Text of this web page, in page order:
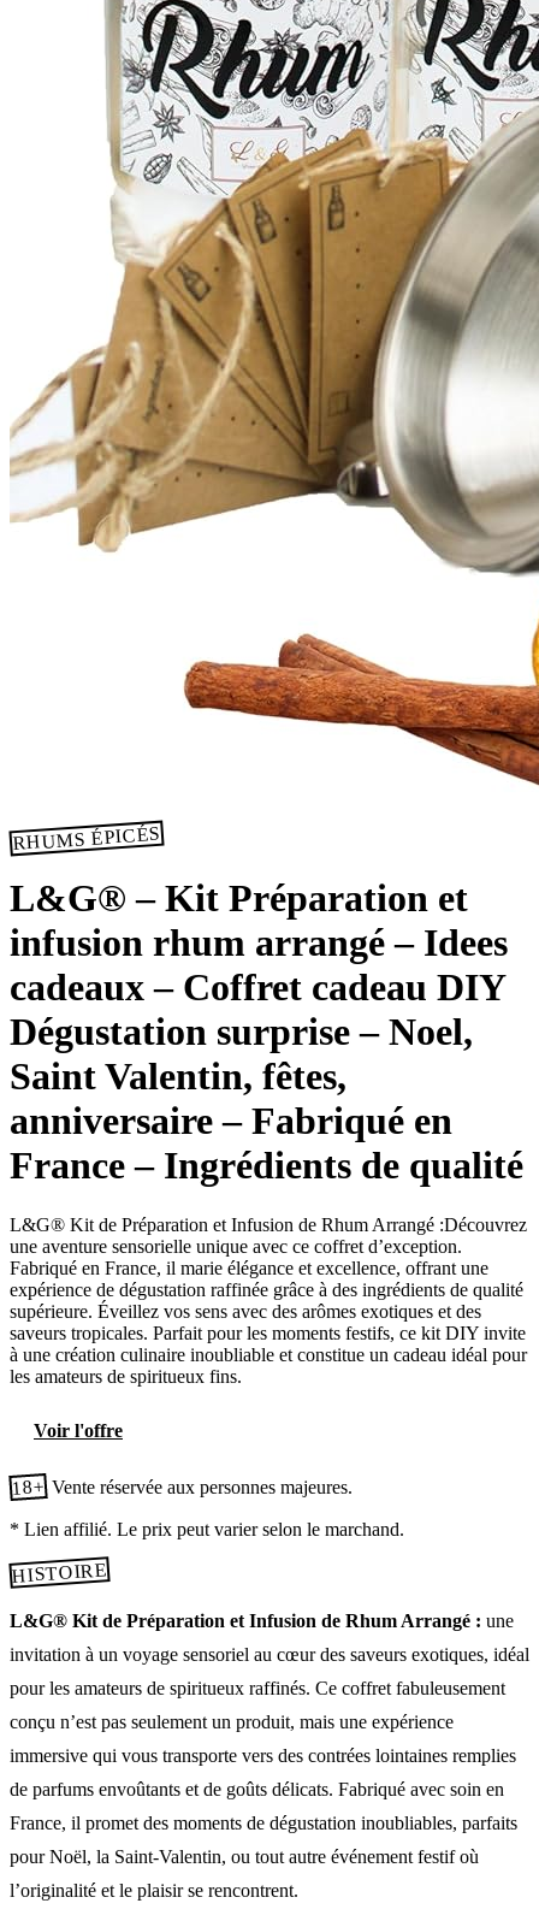
RHUMS ÉPICÉS
L&G® – Kit Préparation et
infusion rhum arrangé – Idees
cadeaux – Coffret cadeau DIY
Dégustation surprise – Noel,
Saint Valentin, fêtes,
anniversaire – Fabriqué en
France – Ingrédients de qualité
L&G® Kit de Préparation et Infusion de Rhum Arrangé :Découvrez
une aventure sensorielle unique avec ce coffret d’exception.
Fabriqué en France, il marie élégance et excellence, offrant une
expérience de dégustation raffinée grâce à des ingrédients de qualité
supérieure. Éveillez vos sens avec des arômes exotiques et des
saveurs tropicales. Parfait pour les moments festifs, ce kit DIY invite
à une création culinaire inoubliable et constitue un cadeau idéal pour
les amateurs de spiritueux fins.
Voir l'offre
18+ Vente réservée aux personnes majeures.
* Lien affilié. Le prix peut varier selon le marchand.
HISTOIRE
L&G® Kit de Préparation et Infusion de Rhum Arrangé : une
invitation à un voyage sensoriel au cœur des saveurs exotiques, idéal
pour les amateurs de spiritueux raffinés. Ce coffret fabuleusement
conçu n’est pas seulement un produit, mais une expérience
immersive qui vous transporte vers des contrées lointaines remplies
de parfums envoûtants et de goûts délicats. Fabriqué avec soin en
France, il promet des moments de dégustation inoubliables, parfaits
pour Noël, la Saint-Valentin, ou tout autre événement festif où
l’originalité et le plaisir se rencontrent.